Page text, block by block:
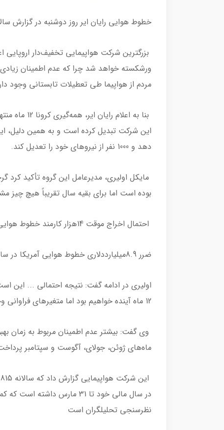
خطوط هوایی رایان ایر روز دوشنبه در گزارش
بزرگترین شرکت هواپیمایی تخفیف‌دار
ورشکسته خواهد شد چرا که عدم اطمینان
مردم از هواپیما طی تعطیلات تابستانی وجود
دهد و 1000 نفر از نیروهای خود را تعدیل کند.
مایکل اولیری، مدیرعامل این گروه تأکید
بوده است اما برای بقیه سال تقریباً هیچ
احتمال اخراج موقت 14هزار کارمند خطوط هوایی یونایتد آمریکا
ضرر 8.9میلیارددلاری خطوط هوایی آمریکا در سال 2020 به‌علت بحران کرونا
اولیری در ادامه گفت: نتیجه احتمالی ...
12 ماه آینده خواهیم بود اما متغیرهای فراوانی وجود دارد و نمی‌توان در این باره با اطمینان صحبت کرد.
وی گفت: بیشتر عدم اطمینان مربوط به زمان
ماه‌های ژوئن، جولای، آگوست و سپتامبر
نظرسنجی تحلیلگران است